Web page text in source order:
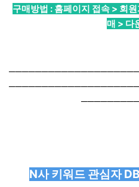
구매방법 : 홈페이지 접속 > 회
매 > 다
N사 키워드 관심자